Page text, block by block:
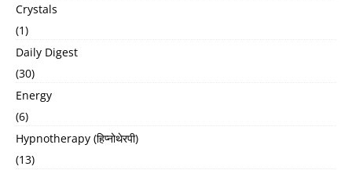
Crystals
(1)
Daily Digest
(30)
Energy
(6)
Hypnotherapy (हिप्नोथेरपी)
(13)